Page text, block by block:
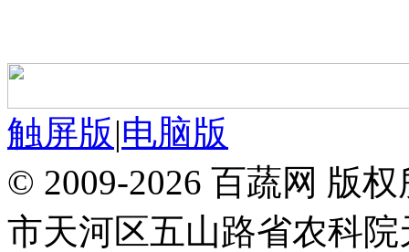
触屏版|电脑版
© 2009-2026 百蔬网 版
市天河区五山路省农科院